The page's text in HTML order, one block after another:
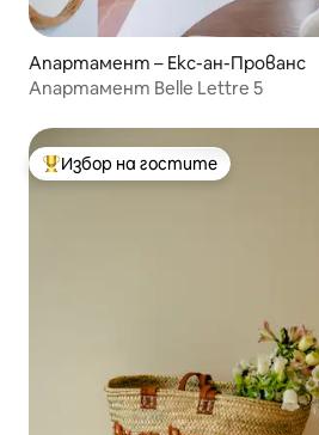
Апартамент – Екс-ан-Прованс
Апартамент Belle Lettre 5
Най-популярен избор на гостите
Избор на гостите